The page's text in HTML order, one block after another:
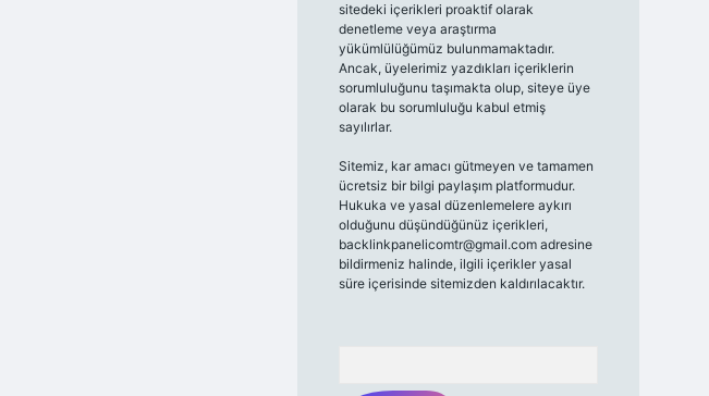
sitedeki içerikleri proaktif olarak
denetleme veya araştırma
yükümlülüğümüz bulunmamaktadır.
Ancak, üyelerimiz yazdıkları içeriklerin
sorumluluğunu taşımakta olup, siteye üye
olarak bu sorumluluğu kabul etmiş
sayılırlar.
Sitemiz, kar amacı gütmeyen ve tamamen
ücretsiz bir bilgi paylaşım platformudur.
Hukuka ve yasal düzenlemelere aykırı
olduğunu düşündüğünüz içerikleri,
backlinkpanelicomtr@gmail.comadresine
bildirmeniz halinde, ilgili içerikler yasal
süre içerisinde sitemizden kaldırılacaktır.